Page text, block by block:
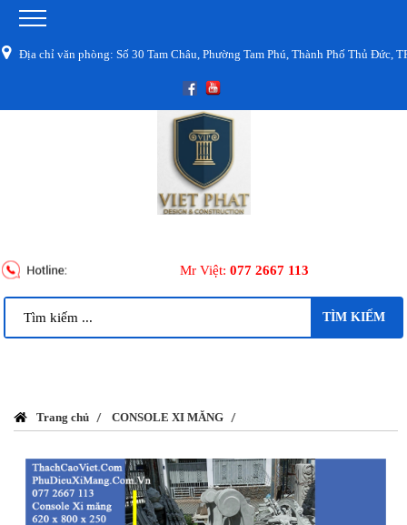
văn phòng: Số 30 Tam Châu, Phường Tam Phú, Thành Phố Thủ Đức, TPHCM
Mr Việt: 077 2667 113
TÌM KIẾM
Trang chủ CONSOLE XI MĂNG